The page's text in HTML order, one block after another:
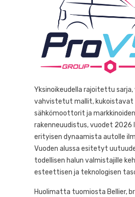
Yksinoikeudella rajoitettu sarja,
vahvistetut mallit, kukoistavat
sähkömoottorit ja markkinoiden
rakenneuudistus, vuodet 2026
erityisen dynaamista autolle
Vuoden alussa esitetyt
todellisen halun valmistajille
esteettisen ja teknologisen
Huolimatta tuomiosta Bellier,